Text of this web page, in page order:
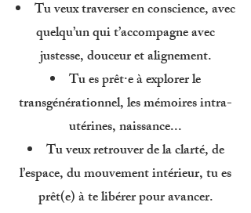
Tu veux traverser en conscience, avec
quelqu’un qui t’accompagne avec
justesse, douceur et alignement.
Tu es prêt·e à explorer le
transgénérationnel, les mémoires intra-
utérines, naissance...
Tu veux retrouver de la clarté, de
l’espace, du mouvement intérieur, tu es
prêt(e) à te libérer pour avancer.